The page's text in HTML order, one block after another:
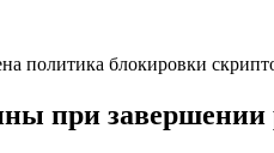
политика блокировки
при завершении